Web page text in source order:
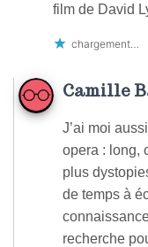
film de David
chargement…
Camille
J’ai moi
opera : long,
plus
de temps à
recherche